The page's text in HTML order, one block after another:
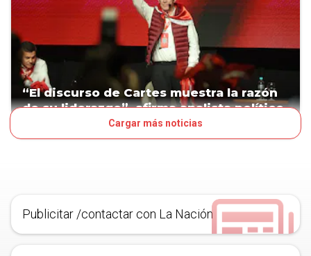
“El discurso de Cartes muestra la razón
de su liderazgo”, afirma analista político
Cargar más noticias
Publicitar /contactar con La Nación